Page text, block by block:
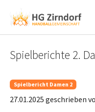
Spielberichte 2.
Spielbericht Damen 2
27.01.2025 geschrieben